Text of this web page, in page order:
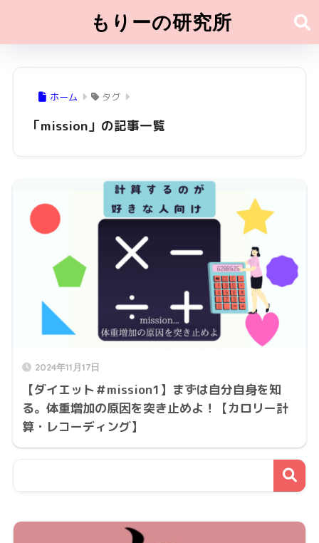
もりーの研究所
ホーム タグ
「mission」の記事一覧
2024年11月17日
【ダイエット＃mission1】まずは自分自身を知
る。体重増加の原因を突き止めよ！【カロリー計
算・レコーディング】